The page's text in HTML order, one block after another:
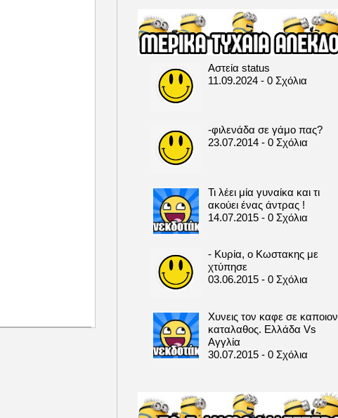
Αστεία status
11.09.2024 - 0 Σχόλια
-φιλενάδα σε γάμο πας?
23.07.2014 - 0 Σχόλια
Τι λέει μία γυναίκα και τι
ακούει ένας άντρας !
14.07.2015 - 0 Σχόλια
- Κυρία, ο Κωστακης με
χτύπησε
03.06.2015 - 0 Σχόλια
Xυνεις τον καφε σε καποιον
καταλαθος. Ελλάδα Vs
Αγγλία
30.07.2015 - 0 Σχόλια